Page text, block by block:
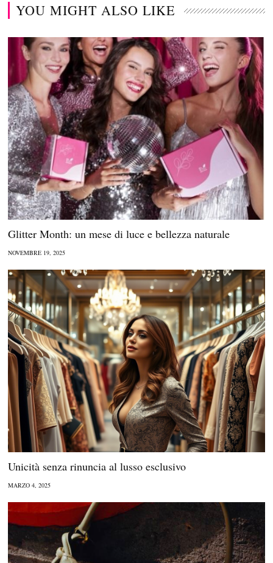
YOU MIGHT ALSO LIKE
Glitter Month: un mese di luce e bellezza naturale
NOVEMBRE 19, 2025
Unicità senza rinuncia al lusso esclusivo
MARZO 4, 2025